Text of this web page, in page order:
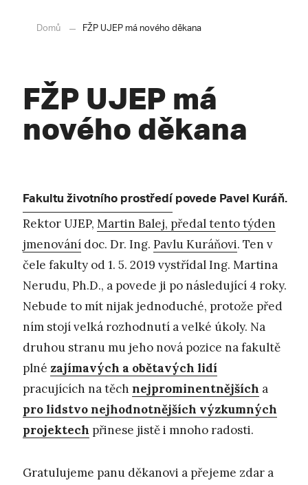
Domů FŽP UJEP má nového děkana
FŽP UJEP má
nového děkana
Fakultu životního prostředípovede Pavel Kuráň.
Rektor UJEP, Martin Balej, předal tento týden
jmenování doc. Dr. Ing. Pavlu Kuráňovi. Ten v
čele fakulty od 1. 5. 2019 vystřídal Ing. Martina
Nerudu, Ph.D., a povede ji po následující 4 roky.
Nebude to mít nijak jednoduché, protože před
ním stojí velká rozhodnutí a velké úkoly. Na
druhou stranu mu jeho nová pozice na fakultě
plné zajímavých a obětavých lidí
pracujících na těch nejprominentnějších a
pro lidstvo nejhodnotnějších výzkumných
projektech přinese jistě i mnoho radosti.
Gratulujeme panu děkanovi a přejeme zdar a